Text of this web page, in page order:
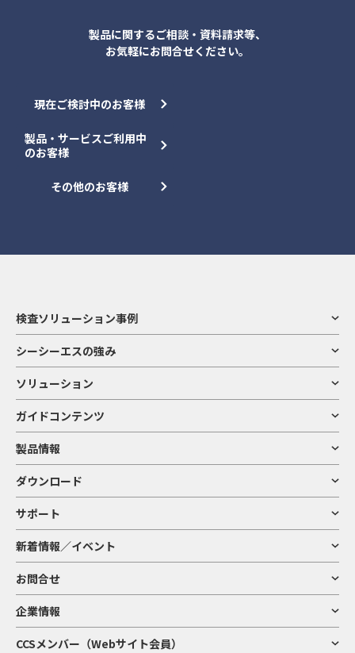
製品に関するご相談・資料請求等、
お気軽にお問合せください。
現在ご検討中のお客様
製品・サービスご利用中
のお客様
その他のお客様
検査ソリューション事例
シーシーエスの強み
ソリューション
ガイドコンテンツ
製品情報
ダウンロード
サポート
新着情報／イベント
お問合せ
企業情報
CCSメンバー（Webサイト会員）